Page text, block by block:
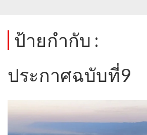
ป้ายกำกับ :
ประกาศฉบับที่9